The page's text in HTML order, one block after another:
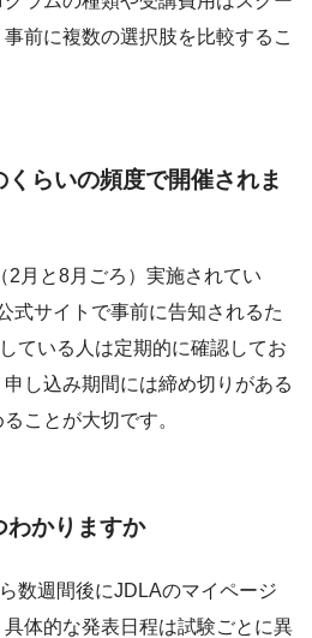
前に複数の選択肢を比較するこ
らいの頻度で開催されま
2月と8月ごろ）実施されてい
式サイトで事前に告知されるた
ている人は定期的に確認してお
し込み期間には締め切りがある
ことが大切です。
わかりますか
数週間後にJDLAのマイページ
体的な発表日程は試験ごとに異